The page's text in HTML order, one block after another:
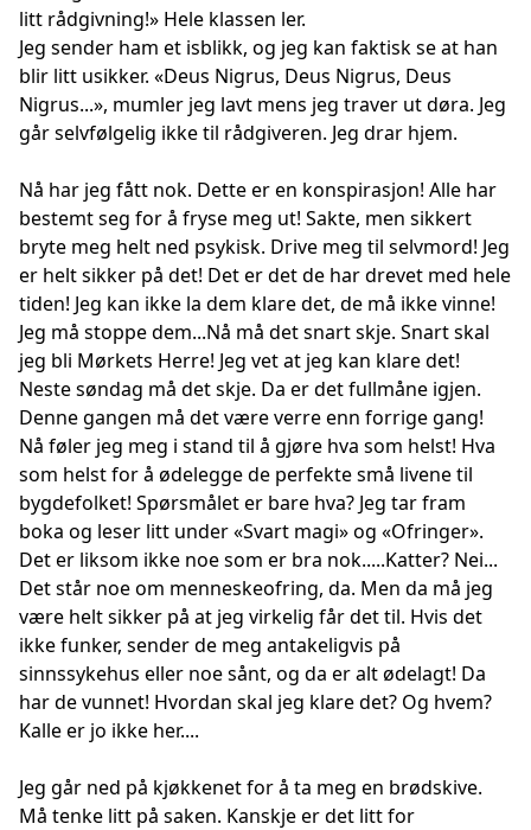
litt rådgivning!» Hele klassen ler.
Jeg sender ham et isblikk, og jeg kan faktisk se at han
blir litt usikker. «Deus Nigrus, Deus Nigrus, Deus
Nigrus...», mumler jeg lavt mens jeg traver ut døra. Jeg
går selvfølgelig ikke til rådgiveren. Jeg drar hjem.
Nå har jeg fått nok. Dette er en konspirasjon! Alle har
bestemt seg for å fryse meg ut! Sakte, men sikkert
bryte meg helt ned psykisk. Drive meg til selvmord! Jeg
er helt sikker på det! Det er det de har drevet med hele
tiden! Jeg kan ikke la dem klare det, de må ikke vinne!
Jeg må stoppe dem...Nå må det snart skje. Snart skal
jeg bli Mørkets Herre! Jeg vet at jeg kan klare det!
Neste søndag må det skje. Da er det fullmåne igjen.
Denne gangen må det være verre enn forrige gang!
Nå føler jeg meg i stand til å gjøre hva som helst! Hva
som helst for å ødelegge de perfekte små livene til
bygdefolket! Spørsmålet er bare hva? Jeg tar fram
boka og leser litt under «Svart magi» og «Ofringer».
Det er liksom ikke noe som er bra nok.....Katter? Nei...
Det står noe om menneskeofring, da. Men da må jeg
være helt sikker på at jeg virkelig får det til. Hvis det
ikke funker, sender de meg antakeligvis på
sinnssykehus eller noe sånt, og da er alt ødelagt! Da
har de vunnet! Hvordan skal jeg klare det? Og hvem?
Kalle er jo ikke her....
Jeg går ned på kjøkkenet for å ta meg en brødskive.
Må tenke litt på saken. Kanskje er det litt for